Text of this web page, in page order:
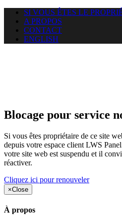
SI VOUS ÊTES LE
A PROPOS
CONTACT
ENGLISH
Blocage pour service
Si vous êtes propriétaire de ce site
depuis votre espace client LWS
votre site web est suspendu et il
réactiver.
Cliquez ici pour renouveler
×Close
À propos